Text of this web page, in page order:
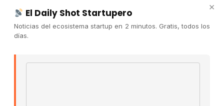
Contacto
Publicidad
×
El Daily Shot Startupero
Noticias del ecosistema startup en 2 minutos. Gratis, todos los
días.